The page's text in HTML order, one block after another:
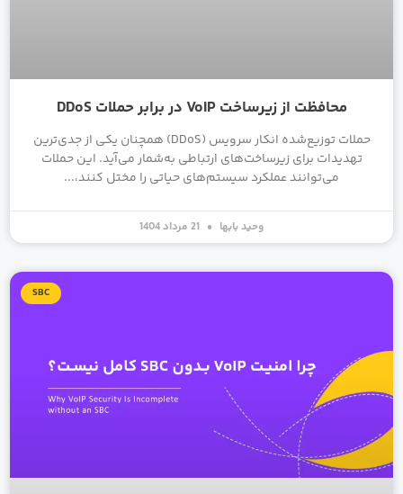
محافظت از زیرساخت VoIP در برابر حملات DDoS
حملات توزیع‌شده انکار سرویس (DDoS) همچنان یکی از جدی‌ترین
تهدیدات برای زیرساخت‌های ارتباطی به‌شمار می‌آید. این حملات
می‌توانند عملکرد سیستم‌های حیاتی را مختل کنند،
وحید بابها
SBC